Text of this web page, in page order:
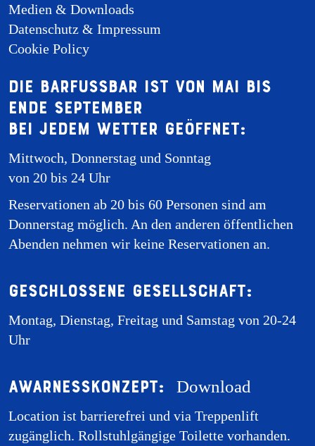
Medien & Downloads
Datenschutz & Impressum
Cookie Policy
Die Barfussbar ist von Mai bis
Ende September
bei jedem Wetter geöffnet:
Mittwoch, Donnerstag und Sonntag
von 20 bis 24 Uhr
Reservationen ab 20 bis 60 Personen sind am
Donnerstag möglich. An den anderen öffentlichen
Abenden nehmen wir keine Reservationen an.
Geschlossene Gesellschaft:
Montag, Dienstag, Freitag und Samstag von 20-24
Uhr
Awarnesskonzept: Download
Location ist barrierefrei und via Treppenlift
zugänglich. Rollstuhlgängige Toilette vorhanden.